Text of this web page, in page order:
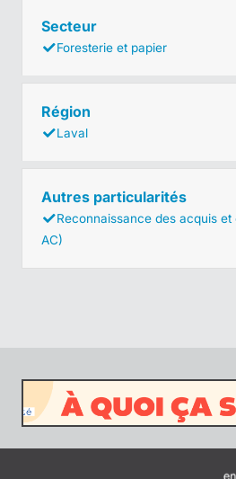
Secteur
Foresterie et papier
Région
Laval
Autres particularités
Reconnaissance des acquis
AC)